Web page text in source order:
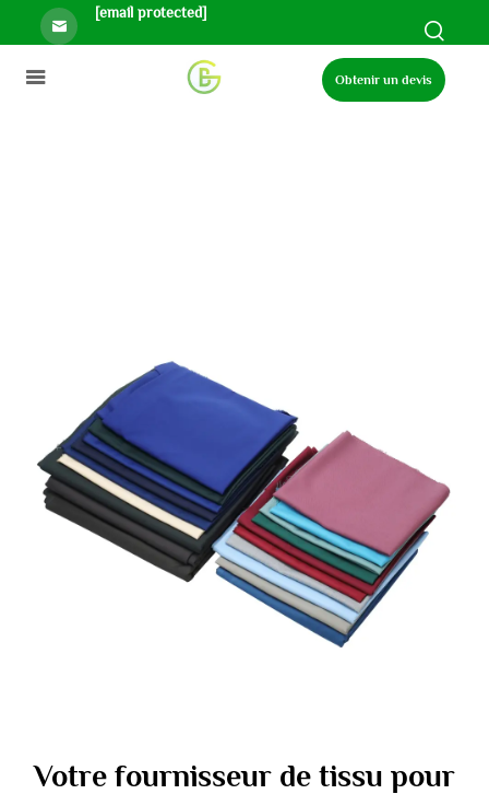
[email protected]
Obtenir un devis
Votre fournisseur de tissu pour